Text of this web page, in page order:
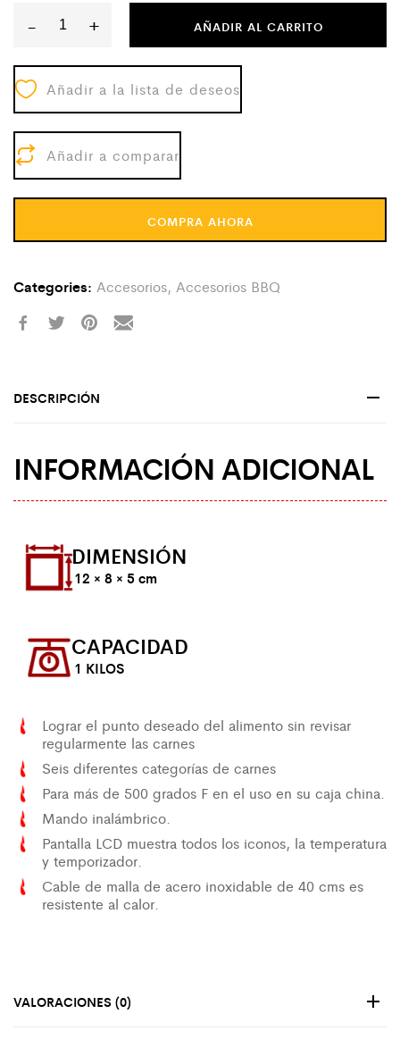
-
Termómetro
Digital
quantity
+ AÑADIR AL CARRITO
Añadir a la lista de deseos
Añadir a comparar
COMPRA AHORA
Categories: Accesorios, Accesorios BBQ
DESCRIPCIÓN
INFORMACIÓN ADICIONAL
DIMENSIÓN
12 × 8 × 5 cm
CAPACIDAD
1 KILOS
Lograr el punto deseado del alimento sin revisar
regularmente las carnes
Seis diferentes categorías de carnes
Para más de 500 grados F en el uso en su caja china.
Mando inalámbrico.
Pantalla LCD muestra todos los iconos, la temperatura
y temporizador.
Cable de malla de acero inoxidable de 40 cms es
resistente al calor.
VALORACIONES (0)